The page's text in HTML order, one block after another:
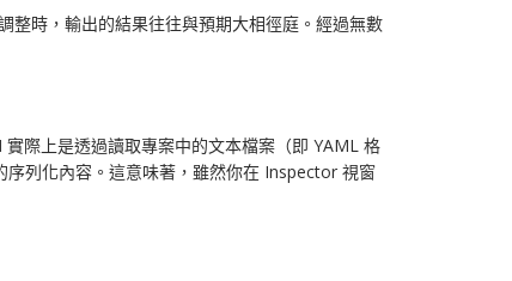
整時，輸出的結果往往與預期大相徑庭。經過無數
際上是透過讀取專案中的文本檔案（即 YAML 格
列化內容。這意味著，雖然你在 Inspector 視窗